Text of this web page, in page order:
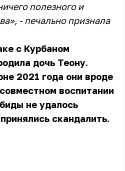
полезного и
- печально признала
с Курбаном
дочь Теону.
2021 года они вроде
воспитании
не удалось
скандалить.